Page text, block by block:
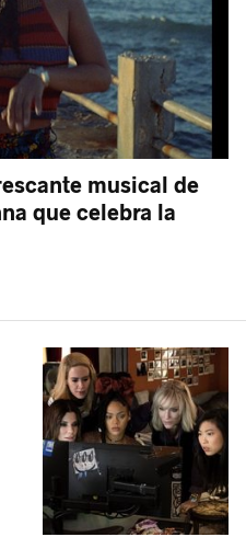
musical de
que celebra la